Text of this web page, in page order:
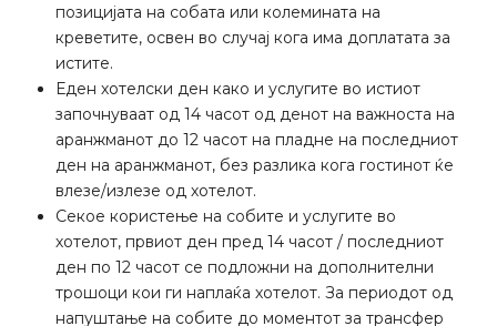
позицијата на собата или колемината на
креветите, освен во случај кога има доплатата за
истите.
Еден хотелски ден како и услугите во истиот
започнуваат од 14 часот од денот на важноста на
аранжманот до 12 часот на пладне на последниот
ден на аранжманот, без разлика кога гостинот ќе
влезе/излезе од хотелот.
Секое користење на собите и услугите во
хотелот, првиот ден пред 14 часот / последниот
ден по 12 часот се подложни на дополнителни
трошоци кои ги наплаќа хотелот. За периодот од
напуштање на собите до моментот за трансфер